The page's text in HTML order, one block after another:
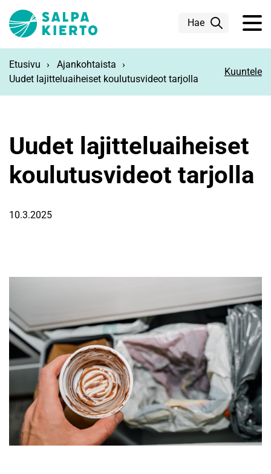
Hae
Etusivu
Ajankohtaista
Uudet lajitteluaiheiset koulutusvideot tarjolla
Kuuntele
Uudet lajitteluaiheiset
koulutusvideot tarjolla
10.3.2025